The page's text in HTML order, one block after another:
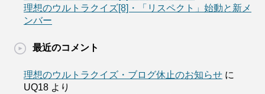
理想のウルトラクイズ[8]・「リスペクト」始動と新メ
ンバー
最近のコメント
理想のウルトラクイズ・ブログ休止のお知らせ に
UQ18 より